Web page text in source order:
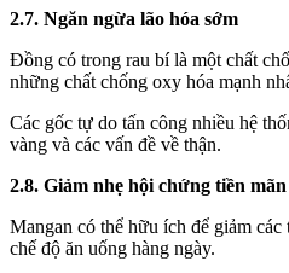
2.7. Ngăn ngừa lão hóa sớm
Đồng có trong rau bí là một chất
những chất chống oxy hóa mạnh
Các gốc tự do tấn công nhiều hệ
vàng và các vấn đề về thận.
2.8. Giảm nhẹ hội chứng tiền
Mangan có thể hữu ích để giảm
chế độ ăn uống hàng ngày.